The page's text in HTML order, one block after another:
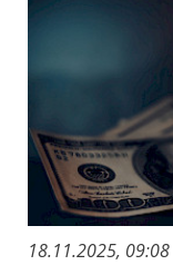
18.11.2025,